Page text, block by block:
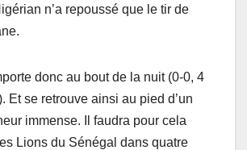
n’a repoussé que le tir de
donc au bout de la nuit (0-0, 4
Et se retrouve ainsi au pied d’un
immense. Il faudra pour cela
Lions du Sénégal dans quatre